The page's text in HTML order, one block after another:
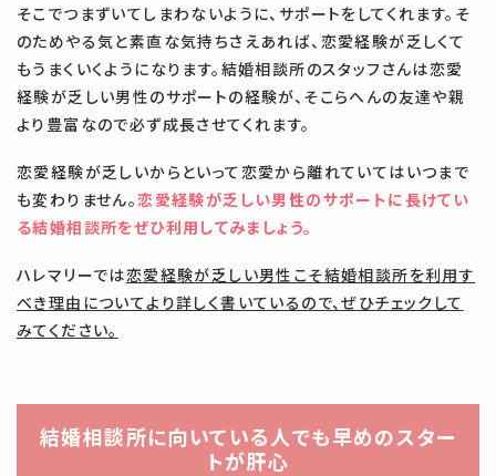
そこでつまずいてしまわないように、サポートをしてくれます。そ
のためやる気と素直な気持ちさえあれば、恋愛経験が乏しくて
もうまくいくようになります。結婚相談所のスタッフさんは恋愛
経験が乏しい男性のサポートの経験が、そこらへんの友達や親
より豊富なので必ず成長させてくれます。
恋愛経験が乏しいからといって恋愛から離れていてはいつまで
も変わりません。恋愛経験が乏しい男性のサポートに長けてい
る結婚相談所をぜひ利用してみましょう。
ハレマリーでは恋愛経験が乏しい男性こそ結婚相談所を利用す
べき理由についてより詳しく書いているので、ぜひチェックして
みてください。
結婚相談所に向いている人でも早めのスター
トが肝心